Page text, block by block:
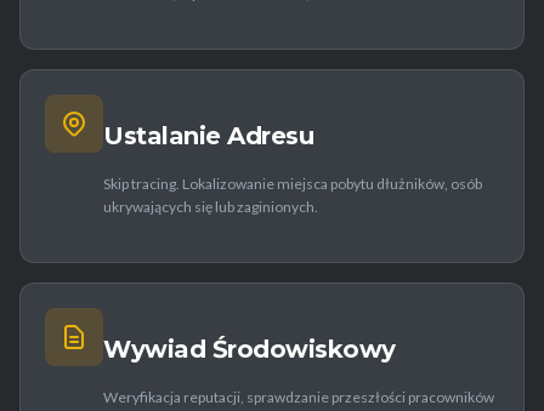
Ustalanie Adresu
Skip tracing. Lokalizowanie miejsca pobytu dłużników, osób
ukrywających się lub zaginionych.
Wywiad Środowiskowy
Weryfikacja reputacji, sprawdzanie przeszłości pracowników